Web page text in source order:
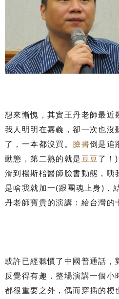
想來慚愧，其實王丹老師最近
我人明明在嘉義，卻一次也沒
了，一本都沒買。
臉書倒是追
動態，第二熟的就是 豆豆 了！
滑到楊斯棓醫師臉書動態，咦
是啥我就加一(跟團魂上身)，
丹老師寶貴的演講：給台灣的
或許已經聽慣了中國普通話，
反覺得有趣，整場演講一個小
都很重要之外，偶而穿插的梗